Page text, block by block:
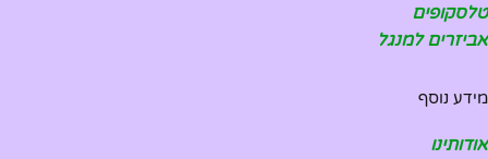
טלסקופים
אביזרים למנגל
מידע נוסף
אודותינו